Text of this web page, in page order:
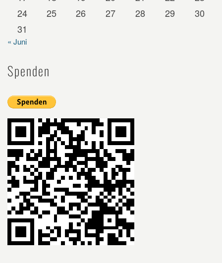
24
25 26 27 28 29
30
31
« Juni
Spenden